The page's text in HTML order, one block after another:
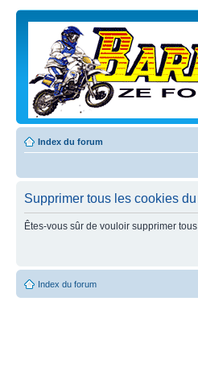
Index du forum
Supprimer tous les cookies
Êtes-vous sûr de vouloir supprimer
Index du forum